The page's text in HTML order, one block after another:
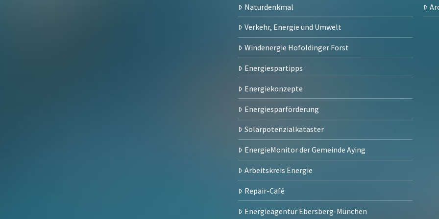
Naturdenkmal
Verkehr, Energie und Umwelt
Windenergie Hofoldinger Forst
Energiespartipps
Energiekonzepte
Energiesparförderung
Solarpotenzialkataster
EnergieMonitor der Gemeinde Aying
Arbeitskreis Energie
Repair-Café
Energieagentur Ebersberg-München